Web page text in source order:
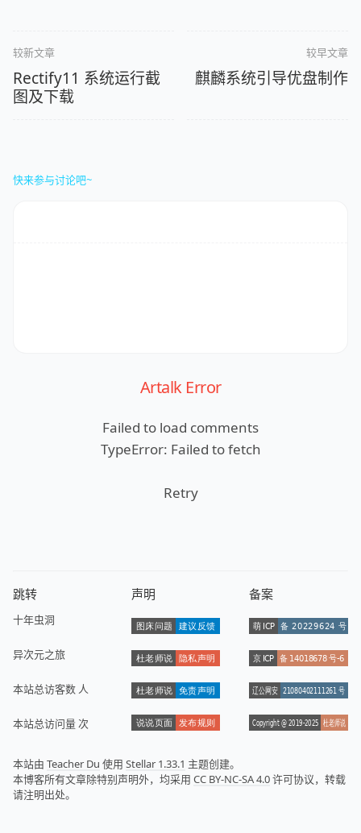
较新文章
Rectify11 系统运行截
图及下载
较早文章
麒麟系统引导优盘制作
快来参与讨论吧~
Artalk Error
Failed to load comments
TypeError: Failed to fetch
Retry
跳转
十年虫洞
异次元之旅
本站总访客数 人
本站总访问量次
声明 备案
本站由 Teacher Du 使用 Stellar 1.33.1 主题创建。
本博客所有文章除特别声明外，均采用 CC BY-NC-SA 4.0许可协议，转载
请注明出处。